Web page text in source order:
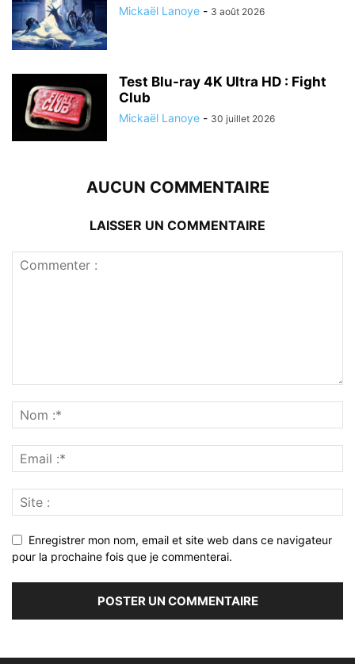
Mickaël Lanoye - 3 août 2026
Test Blu-ray 4K Ultra HD : Fight
Club
Mickaël Lanoye - 30 juillet 2026
AUCUN COMMENTAIRE
LAISSER UN COMMENTAIRE
Enregistrer mon nom, email et site web dans ce navigateur
pour la prochaine fois que je commenterai.